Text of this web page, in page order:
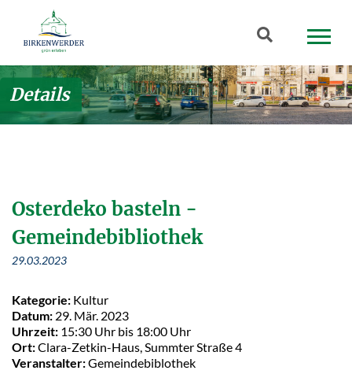
Zum Hauptinhalt springen
Suchbegriff
Details
Osterdeko basteln -
Gemeindebibliothek
29.03.2023
Kategorie: Kultur
Datum: 29. Mär. 2023
Uhrzeit: 15:30 Uhr bis 18:00 Uhr
Ort:Clara-Zetkin-Haus, Summter Straße 4
Veranstalter:Gemeindebiblothek